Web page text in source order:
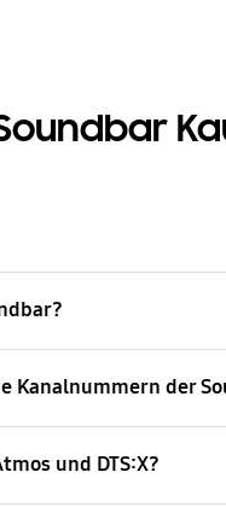
Kanalnummern der
und DTS:X?